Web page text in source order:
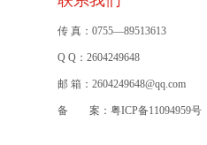
传 真：0755—89513613
Q Q：2604249648
邮 箱：2604249648@qq.com
备 案： 粤ICP备11094959号